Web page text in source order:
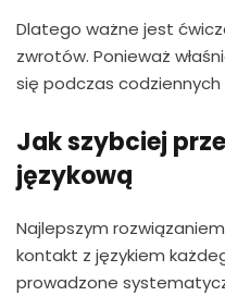
Dlatego ważne jest
zwrotów. Ponieważ
się podczas
Jak szybciej
językową
Najlepszym
kontakt z językiem
prowadzone